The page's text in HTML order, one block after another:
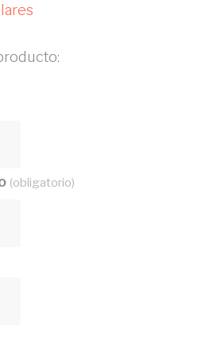
(obligatorio)